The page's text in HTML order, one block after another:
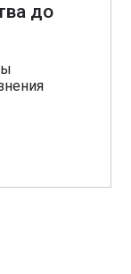
до